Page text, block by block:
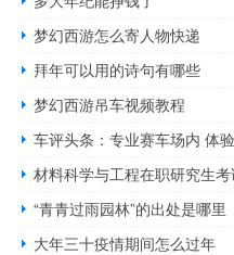
梦幻西游怎么寄人物快递
拜年可以用的诗句有哪些
梦幻西游吊车视频教程
车评头条：专业赛车场内 体
材料科学与工程在职研究生
“青青过雨园林”的出处是哪里
大年三十疫情期间怎么过年